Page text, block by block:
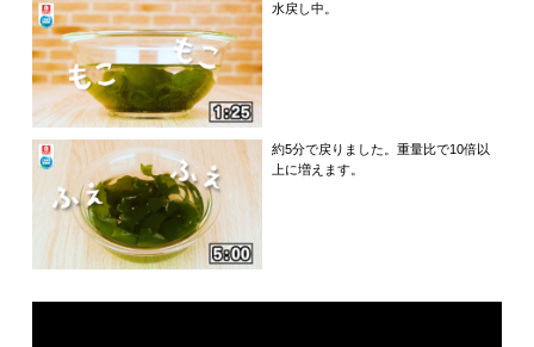
水戻し中。
約5分で戻りました。重量比で10倍以
上に増えます。